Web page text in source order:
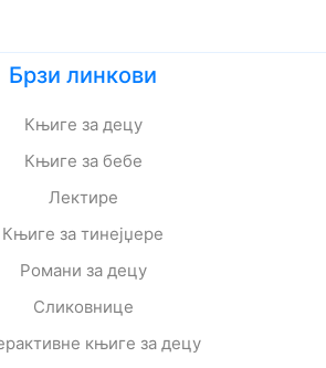
Брзи линкови
Књиге за децу
Књиге за бебе
Лектире
Књиге за тинејџере
Романи за децу
Сликовнице
књиге за децу